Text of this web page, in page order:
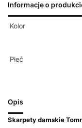
Informacje o
Kolor
Płeć
Opis
Skarpety damskie